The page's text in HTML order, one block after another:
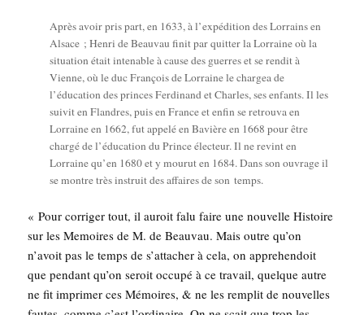
Après avoir pris part, en 1633, à l’expédition des Lor­rains en
Alsace ; Hen­ri de Beau­vau finit par quit­ter la Lor­raine où la
situa­tion était inte­nable à cause des guerres et se ren­dit à
Vienne, où le duc Fran­çois de Lor­raine le char­gea de
l’éducation des princes Fer­di­nand et Charles, ses enfants. Il les
sui­vit en Flandres, puis en France et enfin se retrou­va en
Lor­raine en 1662, fut appe­lé en Bavière en 1668 pour être
char­gé de l’éducation du Prince élec­teur. Il ne revint en
Lor­raine qu’en 1680 et y mou­rut en 1684. Dans son ouvrage il
se montre très ins­truit des affaires de son temps.
« Pour cor­ri­ger tout, il auroit falu faire une nou­velle His­toire
sur les Memoires de M. de Beau­vau. Mais outre qu’on
n’avoit pas le temps de s’attacher à cela, on appre­hen­doit
que pen­dant qu’on seroit occu­pé à ce tra­vail, quelque autre
ne fit impri­mer ces Mémoires, & ne les rem­plit de nou­velles